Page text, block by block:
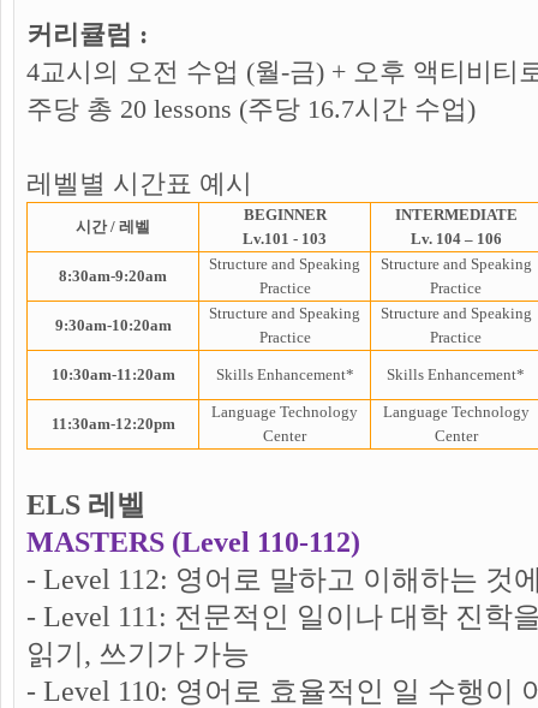
커리큘럼 :
4교시의 오전 수업 (월-금) + 오후 액티비티
주당 총 20 lessons (주당 16.7시간 수업)
레벨별 시간표 예시
시간 / 레벨
BEGINNER
Lv.101 - 103
INTERMEDIATE
Lv. 104 – 106
8:30am-9:20am
Structure and Speaking
Practice
Structure and Speaking
Practice
9:30am-10:20am
Structure and Speaking
Practice
Structure and Speaking
Practice
10:30am-11:20am Skills Enhancement* Skills Enhancement*
11:30am-12:20pm
Language Technology
Center
Language Technology
Center
ELS 레벨
MASTERS (Level 110-112)
- Level 112: 영어로 말하고 이해하는 것
- Level 111: 전문적인 일이나 대학 진학
읽기, 쓰기가 가능
- Level 110: 영어로 효율적인 일 수행이